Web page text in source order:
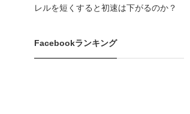
レルを短くすると初速は下がるのか？
Facebookランキング